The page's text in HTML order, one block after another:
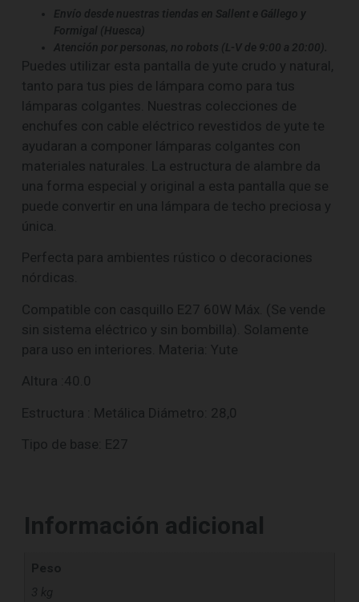
Envío desde nuestras tiendas en Sallent e Gállego y
Formigal (Huesca)
Atención por personas, no robots (L-V de 9:00 a 20:00).
Puedes utilizar esta pantalla de yute crudo y natural,
tanto para tus pies de lámpara como para tus
lámparas colgantes. Nuestras colecciones de
enchufes con cable eléctrico revestidos de yute te
ayudaran a componer lámparas colgantes con
materiales naturales. La estructura de alambre da
una forma especial y original a esta pantalla que se
puede convertir en una lámpara de techo preciosa y
única.
Perfecta para ambientes rústico o decoraciones
nórdicas.
Compatible con casquillo E27 60W Máx. (Se vende
sin sistema eléctrico y sin bombilla). Solamente
para uso en interiores. Materia: Yute
Altura :40.0
Estructura : Metálica Diámetro: 28,0
Tipo de base: E27
Información adicional